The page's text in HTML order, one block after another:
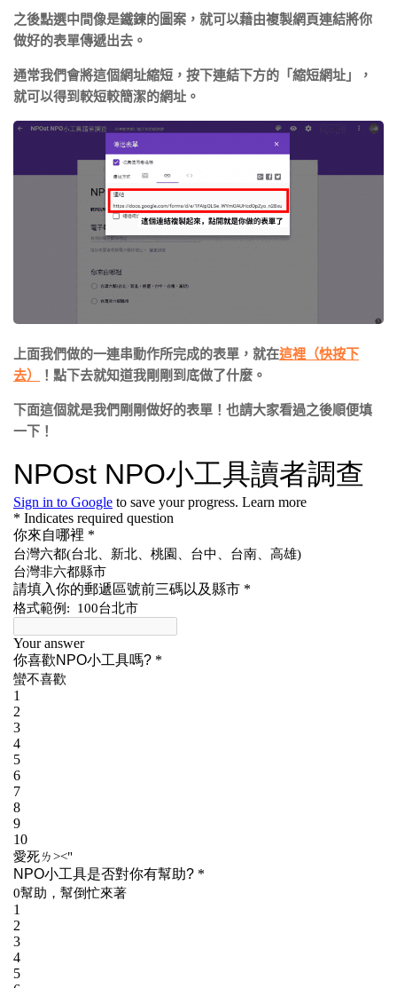
之後點選中間像是鐵鍊的圖案，就可以藉由複製網頁連結將你
做好的表單傳遞出去。
通常我們會將這個網址縮短，按下連結下方的「縮短網址」，
就可以得到較短較簡潔的網址。
上面我們做的一連串動作所完成的表單，就在這裡（快按下
去）
！點下去就知道我剛剛到底做了什麼。
下面這個就是我們剛剛做好的表單！也請大家看過之後順便填
一下！